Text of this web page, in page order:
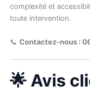
complexité et
toute intervention.
📞 Contactez-nous :
🌟 Avis